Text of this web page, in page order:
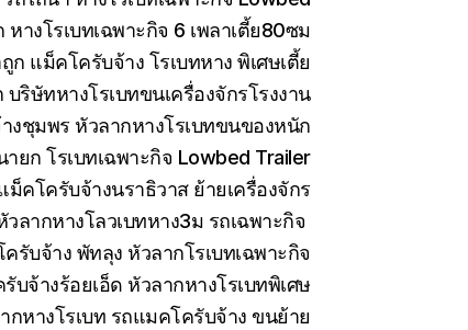
างโรเบทเฉพาะกิจ 6 เพลาเตี้ย80ซม
แม็คโครับจ้าง โรเบทหาง พิเศษเตี้ย
ริษัทหางโรเบทขนเครื่องจักรโรงงาน
ชุมพร หัวลากหางโรเบทขนของหนัก
ยก โรเบทเฉพาะกิจ Lowbed Trailer
คโครับจ้างนราธิวาส ย้ายเครื่องจักร
ลากหางโลวเบทหาง3ม รถเฉพาะกิจ
รับจ้าง พัทลุง หัวลากโรเบทเฉพาะกิจ
จ้างร้อยเอ็ด หัวลากหางโรเบทพิเศษ
กหางโรเบท รถแมคโครับจ้าง ขนย้าย